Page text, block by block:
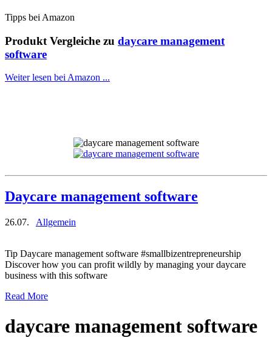
Tipps bei Amazon
Produkt Vergleiche zu daycare management
software
Weiter lesen bei Amazon ...
Daycare management software
26.07. Allgemein
Tip Daycare management software #smallbizentrepreneurship
Discover how you can profit wildly by managing your daycare
business with this software
Read More
daycare management software